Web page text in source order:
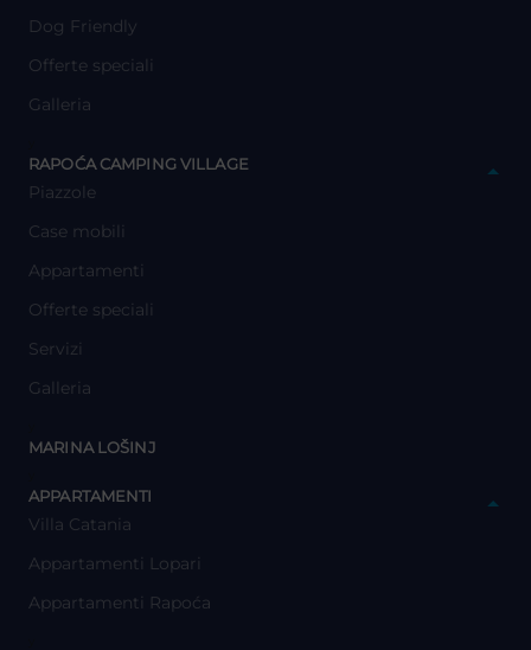
Dog Friendly
Offerte speciali
Galleria
RAPOĆA CAMPING VILLAGE
Piazzole
Case mobili
Appartamenti
Offerte speciali
Servizi
Galleria
MARINA LOŠINJ
APPARTAMENTI
Villa Catania
Appartamenti Lopari
Appartamenti Rapoća